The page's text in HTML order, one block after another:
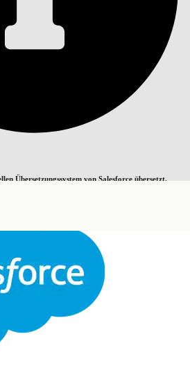
Übersetzungssystem von Salesforce übersetzt.